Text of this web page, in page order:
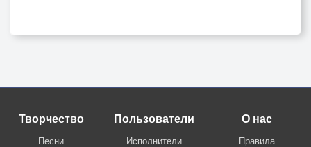
Творчество
Песни
Пользователи
Исполнители
О нас
Правила